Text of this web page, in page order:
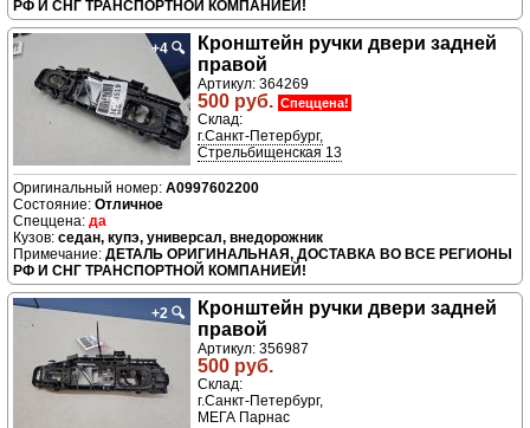
РФ И СНГ ТРАНСПОРТНОЙ КОМПАНИЕЙ!
+4 🔍
Кронштейн ручки двери задней
правой
Артикул: 364269
500 руб. Спеццена!
Склад:
г.Санкт-Петербург,
Стрельбищенская 13
A0997602200
Отличное
да
седан, купэ, универсал, внедорожник
ДЕТАЛЬ ОРИГИНАЛЬНАЯ, ДОСТАВКА ВО ВСЕ РЕГИОНЫ
РФ И СНГ ТРАНСПОРТНОЙ КОМПАНИЕЙ!
+2 🔍
Кронштейн ручки двери задней
правой
Артикул: 356987
500 руб.
Склад:
г.Санкт-Петербург,
МЕГА Парнас